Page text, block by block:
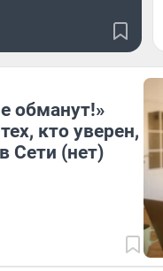
лидерами
только
обманут!»
кто уверен,
Сети (нет)